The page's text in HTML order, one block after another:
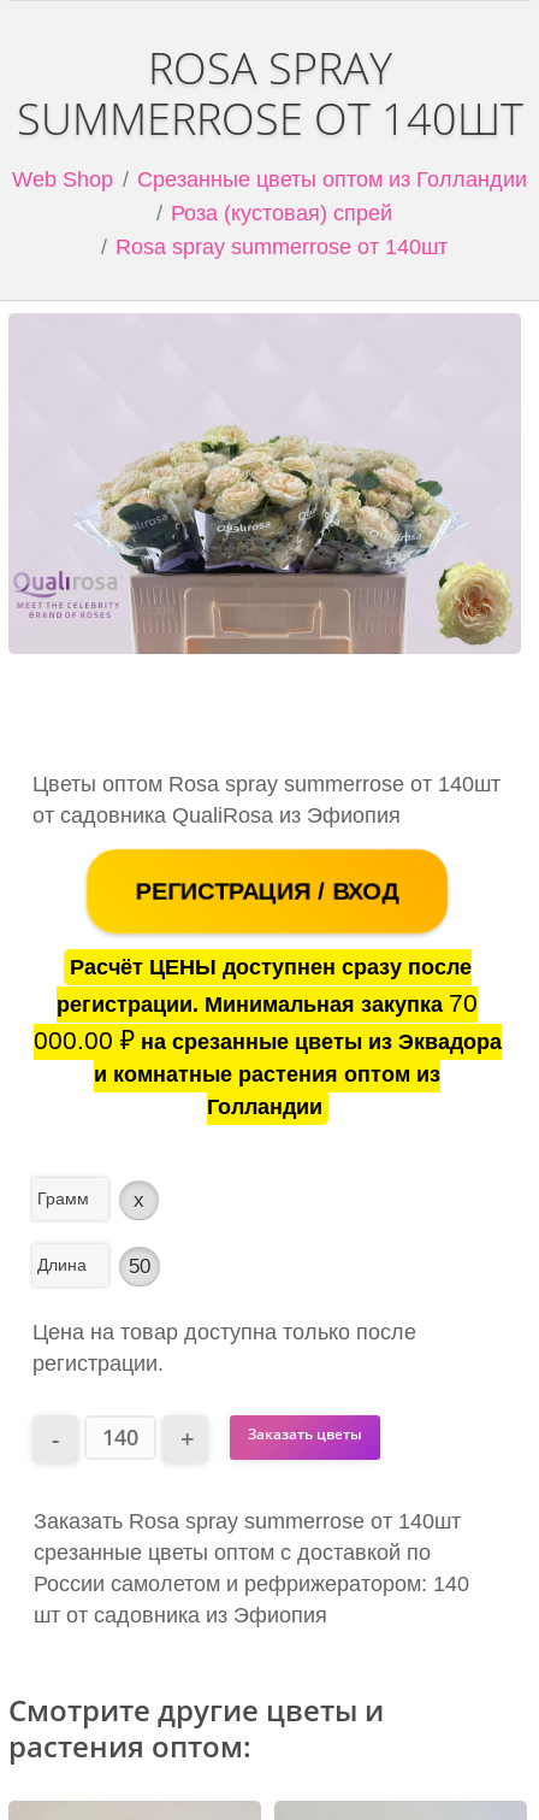
ROSA SPRAY
SUMMERROSE ОТ 140ШТ
Web Shop
Срезанные цветы оптом из Голландии
Роза (кустовая) спрей
Rosa spray summerrose от 140шт
Цветы оптом Rosa spray summerrose от 140шт
от садовника QualiRosa из Эфиопия
РЕГИСТРАЦИЯ / ВХОД
Расчёт ЦЕНЫ доступнен сразу после
регистрации. Минимальная закупка 70
000.00 ₽на срезанные цветы из Эквадора
и комнатные растения оптом из
Голландии
Грамм x
Длина 50
Цена на товар доступна только после
регистрации.
Заказать цветы
Заказать Rosa spray summerrose от 140шт
срезанные цветы оптом с доставкой по
России самолетом и рефрижератором: 140
шт от садовника из Эфиопия
Смотрите другие цветы и
растения оптом: